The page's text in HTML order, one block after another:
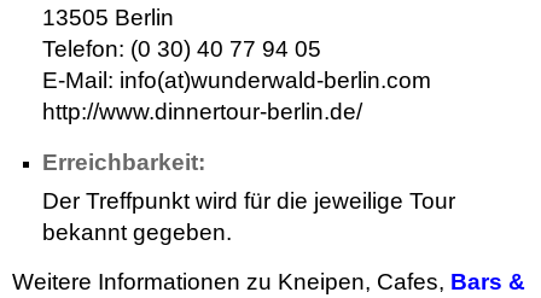
13505 Berlin
Telefon: (0 30) 40 77 94 05
E-Mail: info(at)wunderwald-berlin.com
http://www.dinnertour-berlin.de/
Erreichbarkeit:
Der Treffpunkt wird für die jeweilige Tour
bekannt gegeben.
Weitere Informationen zu Kneipen, Cafes, Bars &